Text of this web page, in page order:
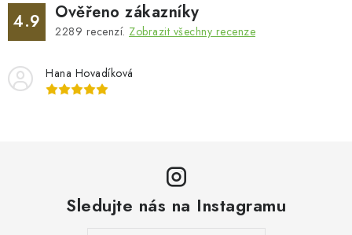
4.9 Ověřeno zákazníky
2289 recenzí. Zobrazit všechny recenze
Hana Hovadíková
Sledujte nás na Instagramu